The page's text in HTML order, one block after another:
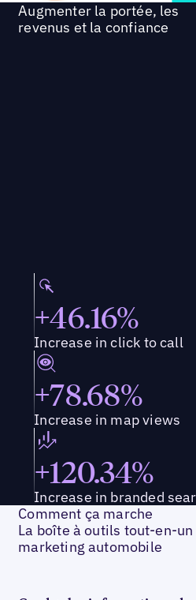
Augmenter la portée, les
revenus et la confiance
+46.16%
Increase in click to call
+78.68%
Increase in map views
+120.34%
Increase in branded
Comment ça marche
La boîte à outils tout-en-
marketing automobile